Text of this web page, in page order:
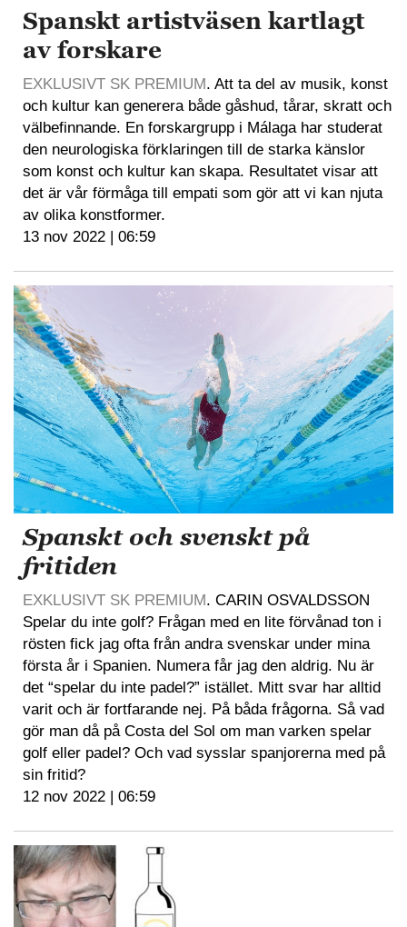
Spanskt artistväsen kartlagt
av forskare
EXKLUSIVT SK PREMIUM. Att ta del av musik, konst
och kultur kan generera både gåshud, tårar, skratt och
välbefinnande. En forskargrupp i Málaga har studerat
den neurologiska förklaringen till de starka känslor
som konst och kultur kan skapa. Resultatet visar att
det är vår förmåga till empati som gör att vi kan njuta
av olika konstformer.
13 nov 2022 | 06:59
Spanskt och svenskt på
fritiden
EXKLUSIVT SK PREMIUM. CARIN OSVALDSSON
Spelar du inte golf? Frågan med en lite förvånad ton i
rösten fick jag ofta från andra svenskar under mina
första år i Spanien. Numera får jag den aldrig. Nu är
det “spelar du inte padel?” istället. Mitt svar har alltid
varit och är fortfarande nej. På båda frågorna. Så vad
gör man då på Costa del Sol om man varken spelar
golf eller padel? Och vad sysslar spanjorerna med på
sin fritid?
12 nov 2022 | 06:59